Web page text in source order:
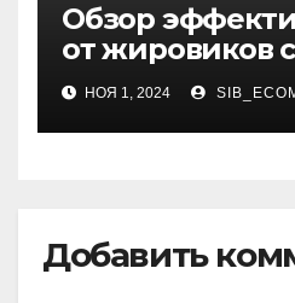
Обзор
от жировиков с
НОЯ 1, 2024
Добавить